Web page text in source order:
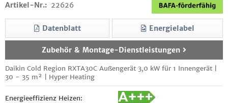
Artikel-Nr.: 22626
Datenblatt Energielabel
Zubehör & Montage-Dienstleistungen
Daikin Cold Region RXTA30C Außengerät 3,0 kW für 1 Innengerät |
30 - 35 m² | Hyper Heating
Energieeffizienz Heizen: